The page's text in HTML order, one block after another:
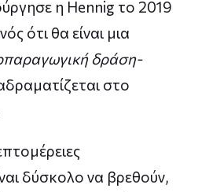
η Hennig το 2019
ότι θα είναι μια
δράση-
στο
δύσκολο να βρεθούν,